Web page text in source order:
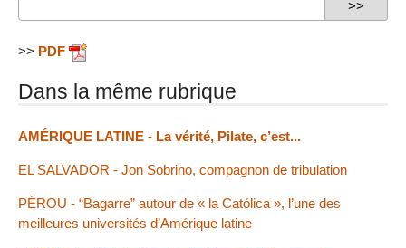
>> PDF
Dans la même rubrique
AMÉRIQUE LATINE - La vérité, Pilate, c’est...
EL SALVADOR - Jon Sobrino, compagnon de tribulation
PÉROU - “Bagarre” autour de « la Católica », l’une des
meilleures universités d’Amérique latine